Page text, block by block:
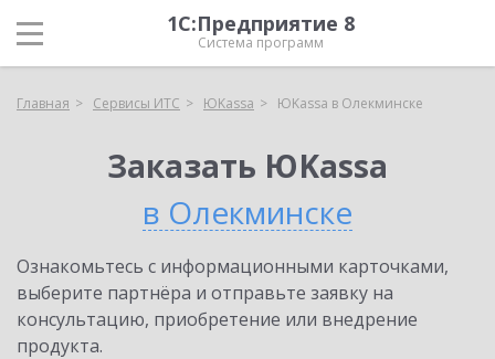
1С:Предприятие 8
Система программ
Главная Сервисы ИТС ЮKassa ЮKassa в Олекминске
Заказать ЮKassa
в Олекминске
Ознакомьтесь с информационными карточками,
выберите партнёра и отправьте заявку на
консультацию, приобретение или внедрение
продукта.